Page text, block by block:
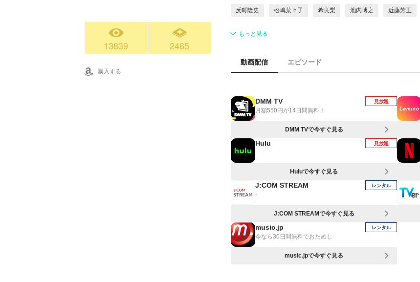
13839 2465
購入する
反町隆史 松嶋菜々子 希良梨 池内博之 近藤芳正
もっと見る
動画配信 エピソード
DMM TV
月額550円が14日間無料！
見放題
DMM TVで今すぐ見る
Hulu 見放題
Huluで今すぐ見る
J:COM STREAM
-
レンタル
J:COM STREAMで今すぐ見る
music.jp
今なら30日間無料でおためし
レンタル
music.jpで今すぐ見る